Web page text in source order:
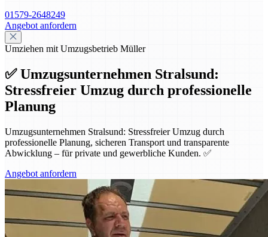
01579-2648249
Angebot anfordern
Umziehen mit Umzugsbetrieb Müller
✅ Umzugsunternehmen Stralsund:
Stressfreier Umzug durch professionelle
Planung
Umzugsunternehmen Stralsund: Stressfreier Umzug durch
professionelle Planung, sicheren Transport und transparente
Abwicklung – für private und gewerbliche Kunden. ✅
Angebot anfordern